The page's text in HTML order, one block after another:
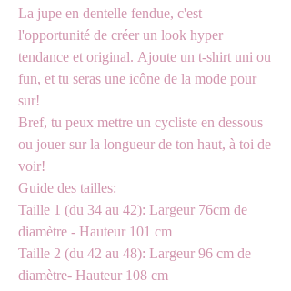
La jupe en dentelle fendue, c'est
l'opportunité de créer un look hyper
tendance et original. Ajoute un t-shirt uni ou
fun, et tu seras une icône de la mode pour
sur!
Bref, tu peux mettre un cycliste en dessous
ou jouer sur la longueur de ton haut, à toi de
voir!
Guide des tailles:
Taille 1 (du 34 au 42): Largeur 76cm de
diamètre - Hauteur 101 cm
Taille 2 (du 42 au 48): Largeur 96 cm de
diamètre- Hauteur 108 cm